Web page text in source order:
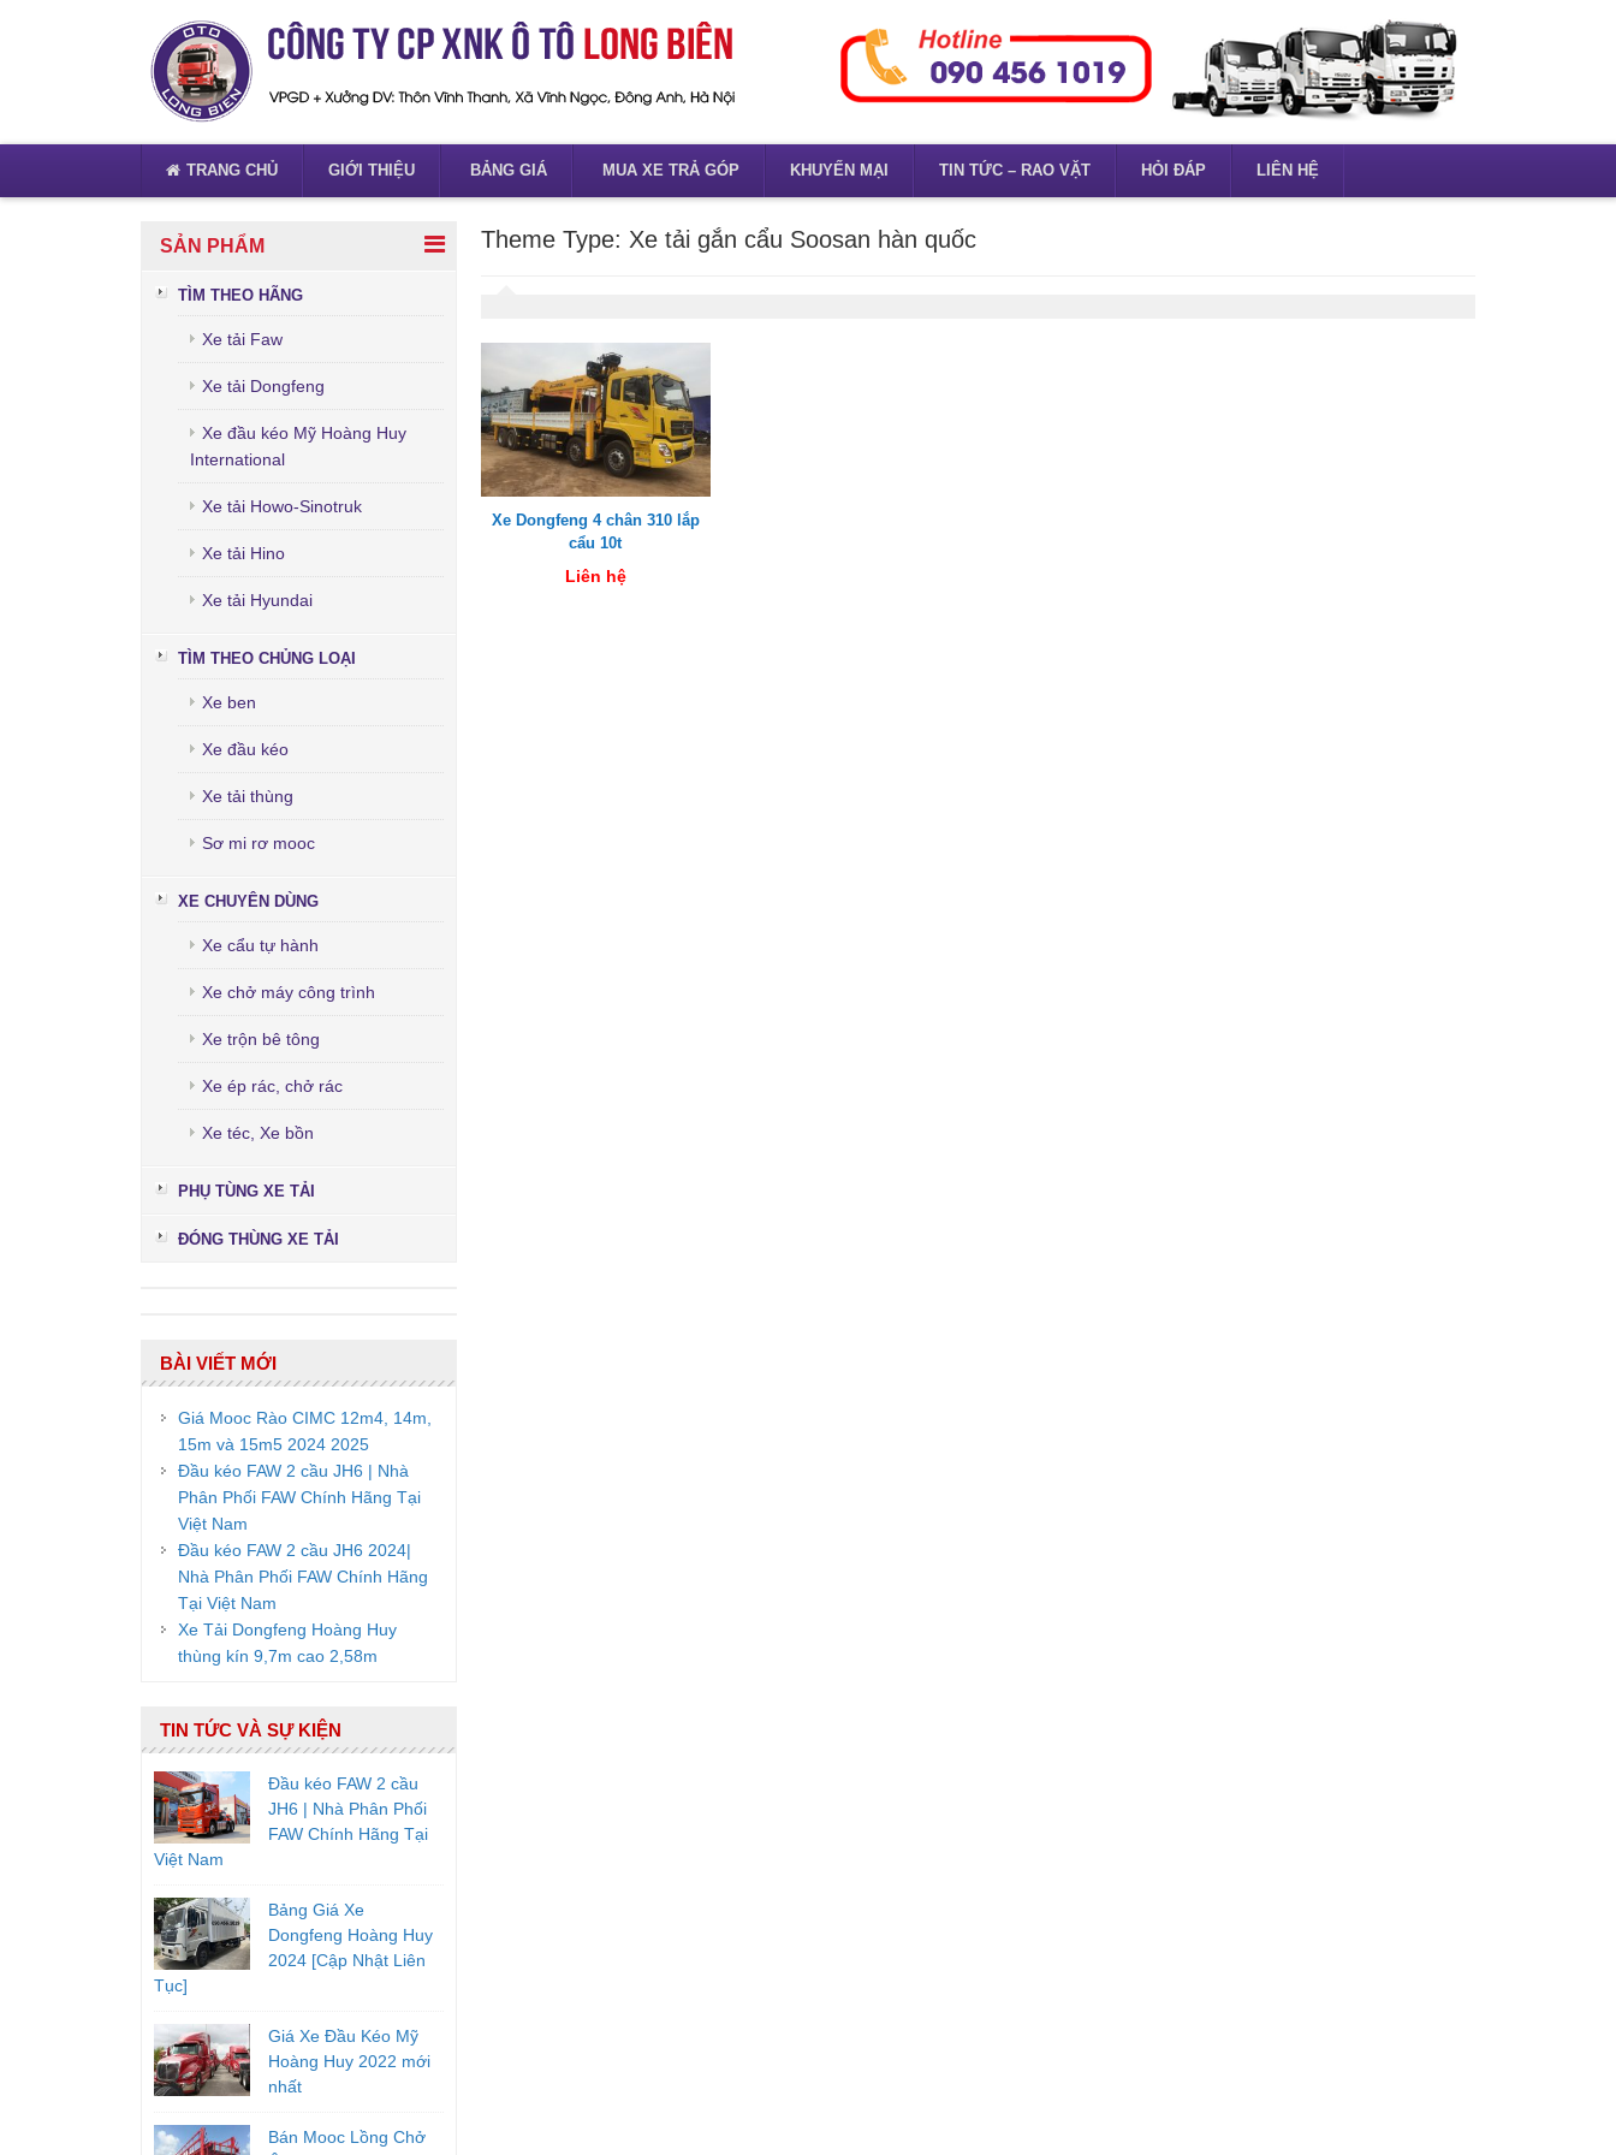
TRANG CHỦ GIỚI THIỆU BẢNG GIÁ MUA XE TRẢ GÓP KHUYẾN MẠI TIN TỨC – RAO VẶT HỎI ĐÁP LIÊN HỆ
SẢN PHẨM
TÌM THEO HÃNG
Xe tải Faw
Xe tải Dongfeng
Xe đầu kéo Mỹ Hoàng Huy
International
Xe tải Howo-Sinotruk
Xe tải Hino
Xe tải Hyundai
TÌM THEO CHỦNG LOẠI
Xe ben
Xe đầu kéo
Xe tải thùng
Sơ mi rơ mooc
XE CHUYÊN DÙNG
Xe cẩu tự hành
Xe chở máy công trình
Xe trộn bê tông
Xe ép rác, chở rác
Xe téc, Xe bồn
PHỤ TÙNG XE TẢI
ĐÓNG THÙNG XE TẢI
BÀI VIẾT MỚI
Giá Mooc Rào CIMC 12m4, 14m,
15m và 15m5 2024 2025
Đầu kéo FAW 2 cầu JH6 | Nhà
Phân Phối FAW Chính Hãng Tại
Việt Nam
Đầu kéo FAW 2 cầu JH6 2024|
Nhà Phân Phối FAW Chính Hãng
Tại Việt Nam
Xe Tải Dongfeng Hoàng Huy
thùng kín 9,7m cao 2,58m
TIN TỨC VÀ SỰ KIỆN
Đầu kéo FAW 2 cầu
JH6 | Nhà Phân Phối
FAW Chính Hãng Tại
Việt Nam
Bảng Giá Xe
Dongfeng Hoàng Huy
2024 [Cập Nhật Liên
Tục]
Giá Xe Đầu Kéo Mỹ
Hoàng Huy 2022 mới
nhất
Bán Mooc Lồng Chở
Theme Type: Xe tải gắn cẩu Soosan hàn quốc
Xe Dongfeng 4 chân 310 lắp
cẩu 10t
Liên hệ